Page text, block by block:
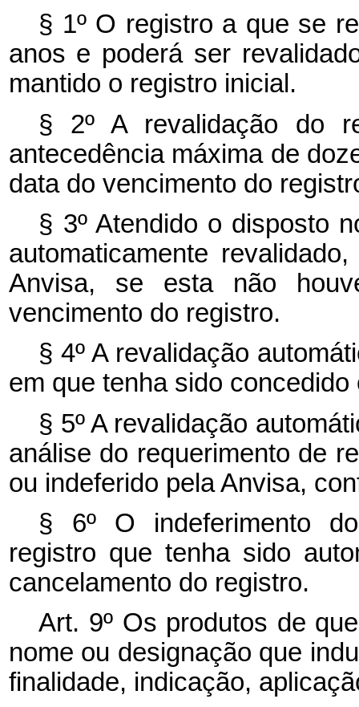
§ 1º O registro a que se
anos e poderá ser
mantido o registro inicial.
§ 2º A revalidação do
antecedência máxima de
data do vencimento do
§ 3º Atendido o disposto
automaticamente
Anvisa, se esta não
vencimento do registro.
§ 4º A revalidação
em que tenha sido
§ 5º A revalidação
análise do requerimento de
ou indeferido pela Anvisa,
§ 6º O indeferimento
registro que tenha sido
cancelamento do registro.
Art. 9º Os produtos de
nome ou designação que
finalidade, indicação,